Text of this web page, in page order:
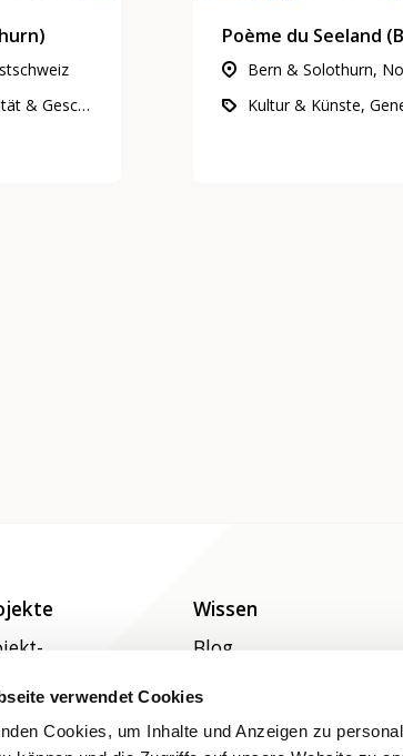
verwendet Cookies
Cookies, um Inhalte und Anzeigen zu
Kultur & Künste, Generativität & Geschichte, Gemeinnütziges Engagement
Poème du Seeland
Bern & Solothurn,
Wissen
Blog